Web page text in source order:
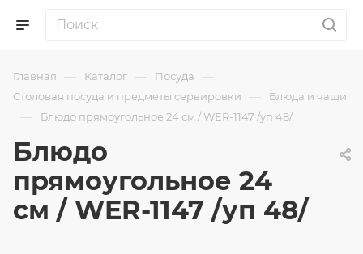
Главная — Каталог — Посуда —
Столовая посуда и предметы сервировки — Блюда и чаши
— Блюдо прямоугольное 24 см / WER-1147 /уп 48/
Блюдо
прямоугольное 24
см / WER-1147 /уп 48/